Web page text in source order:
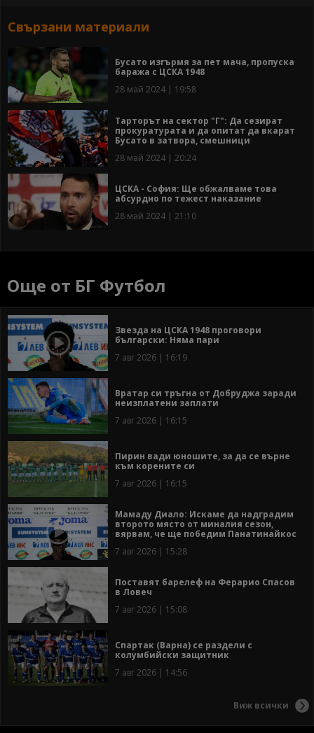
Свързани материали
Бусато изгърмя за пет мача, пропуска
баража с ЦСКА 1948
28 май 2024 | 19:58
Тарторът на сектор "Г": Да сезират
прокуратурата и да опитат да вкарат
Бусато в затвора, смешници
28 май 2024 | 20:24
ЦСКА - София: Ще обжалваме това
абсурдно по тежест наказание
28 май 2024 | 21:10
Още от БГ Футбол
Звезда на ЦСКА 1948 проговори
български: Няма пари
7 авг 2026 | 16:19
Вратар си тръгна от Добруджа заради
неизплатени заплати
7 авг 2026 | 16:15
Пирин вади юношите, за да се върне
към корените си
7 авг 2026 | 16:15
Мамаду Диало: Искаме да надградим
второто място от миналия сезон,
вярвам, че ще победим Панатинайкос
7 авг 2026 | 15:28
Поставят барелеф на Ферарио Спасов
в Ловеч
7 авг 2026 | 15:08
Спартак (Варна) се раздели с
колумбийски защитник
7 авг 2026 | 14:56
Виж всички